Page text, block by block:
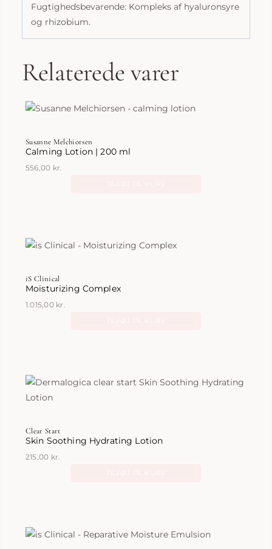
Fugtighedsbevarende: Kompleks af hyaluronsyre
og rhizobium.
Relaterede varer
Susanne Melchiorsen
Calming Lotion | 200 ml
556,00 kr.
iS Clinical
Moisturizing Complex
1.015,00 kr.
Clear Start
Skin Soothing Hydrating Lotion
215,00 kr.